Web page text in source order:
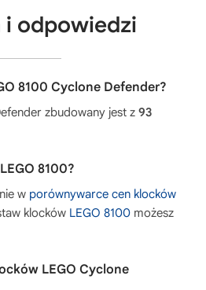
i odpowiedzi
8100 Cyclone Defender?
zbudowany jest z 93
8100?
w porównywarce cen klocków
klocków LEGO 8100 możesz
LEGO Cyclone